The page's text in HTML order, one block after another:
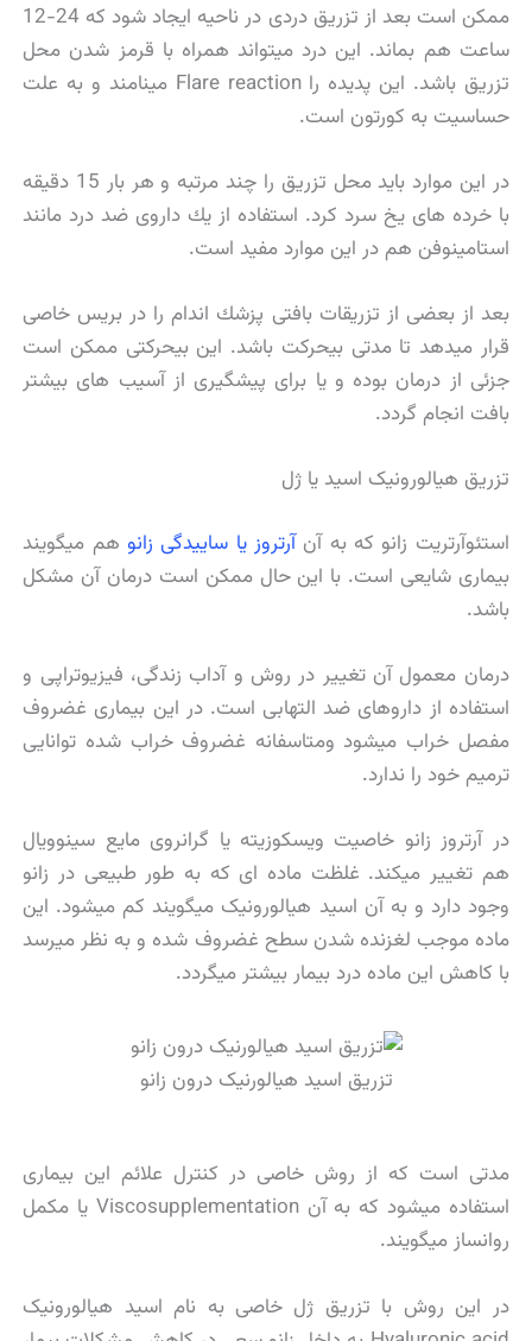
ممكن است بعد از تزریق دردی در ناحیه ایجاد شود كه 24-12
ساعت هم بماند. این درد میتواند همراه با قرمز شدن محل
تزریق باشد. این پدیده را Flare reaction مینامند و به علت
حساسیت به كورتون است.
در این موارد باید محل تزریق را چند مرتبه و هر بار 15 دقیقه
با خرده های یخ سرد كرد. استفاده از یك داروی ضد درد مانند
استامینوفن هم در این موارد مفید است.
بعد از بعضی از تزریقات بافتی پزشك اندام را در بریس خاصی
قرار میدهد تا مدتی بیحركت باشد. این بیحركتی ممكن است
جزئی از درمان بوده و یا برای پیشگیری از آسیب های بیشتر
بافت انجام گردد.
تزریق هیالورونیک اسید یا ژل
استئوآرتریت زانو که به آنآرتروز یا ساییدگی زانو هم میگویند
بیماری شایعی است. با این حال ممکن است درمان آن مشکل
باشد.
درمان معمول آن تغییر در روش و آداب زندگی، فیزیوتراپی و
استفاده از داروهای ضد التهابی است. در این بیماری غضروف
مفصل خراب میشود ومتاسفانه غضروف خراب شده توانایی
ترمیم خود را ندارد.
در آرتروز زانو خاصیت ویسکوزیته یا گرانروی مایع سینوویال
هم تغییر میکند. غلظت ماده ای که به طور طبیعی در زانو
وجود دارد و به آن اسید هیالورونیک میگویند کم میشود. این
ماده موجب لغزنده شدن سطح غضروف شده و به نظر میرسد
با کاهش این ماده درد بیمار بیشتر میگردد.
تزریق اسید هیالورنیک درون زانو
مدتی است که از روش خاصی در کنترل علائم این بیماری
استفاده میشود که به آن Viscosupplementation یا مکمل
روانساز میگویند.
در این روش با تزریق ژل خاصی به نام اسید هیالورونیک